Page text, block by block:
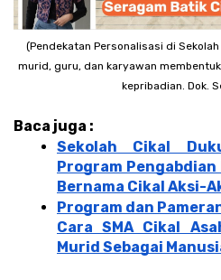
(Pendekatan Personalisasi di
murid, guru, dan karyawan
kepribadian. Dok.
Baca juga :
Sekolah Cikal
Program
Bernama Cikal Aksi-
Program dan
Cara SMA Cikal
Murid Sebagai